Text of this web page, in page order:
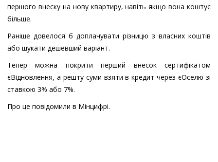
першого внеску на нову квартиру, навіть якщо вона коштує
більше.
Раніше довелося б доплачувати різницю з власних коштів
або шукати дешевший варіант.
Тепер можна покрити перший внесок сертифікатом
єВідновлення, а решту суми взяти в кредит через єОселю зі
ставкою 3% або 7%.
Про це повідомили в Мінцифрі.